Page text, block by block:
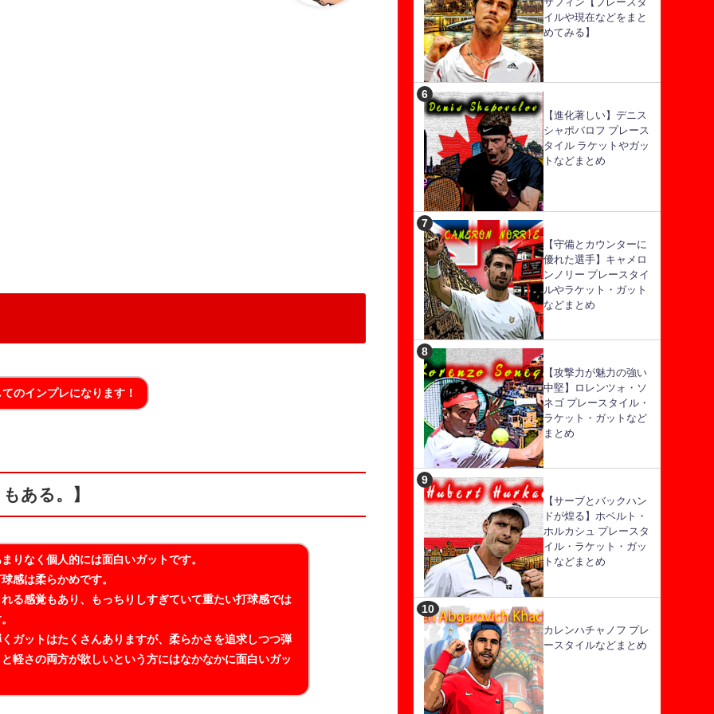
のインプレになります！
ある。】
りなく個人的には面白いガットです。
感は柔らかめです。
る感覚もあり、もっちりしすぎていて重たい打球感では
ガットはたくさんありますが、柔らかさを追求しつつ弾
軽さの両方が欲しいという方にはなかなかに面白いガッ
イルや現在などをまと
めてみる】
【進化著しい】デニス
シャポバロフ プレース
タイル ラケットやガッ
トなどまとめ
【守備とカウンターに
優れた選手】キャメロ
ンノリー プレースタイ
ルやラケット・ガット
などまとめ
【攻撃力が魅力の強い
中堅】ロレンツォ・ソ
ネゴ プレースタイル・
ラケット・ガットなど
まとめ
【サーブとバックハン
ドが煌る】ホベルト・
ホルカシュ プレースタ
イル・ラケット・ガッ
トなどまとめ
カレンハチャノフ プレ
ースタイルなどまとめ